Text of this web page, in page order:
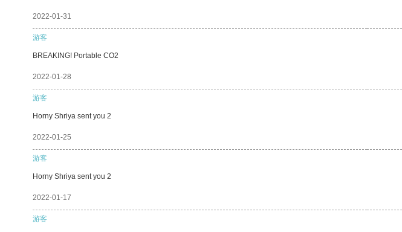
2022-01-31
游客
BREAKING! Portable CO2
2022-01-28
游客
Horny Shriya sent you 2
2022-01-25
游客
Horny Shriya sent you 2
2022-01-17
游客